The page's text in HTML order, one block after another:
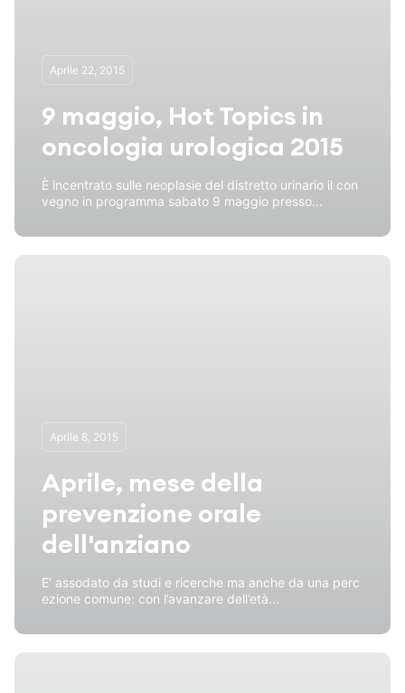
Aprile 22, 2015
9 maggio, Hot Topics in
oncologia urologica 2015
È incentrato sulle neoplasie del distretto urinario il con
vegno in programma sabato 9 maggio presso...
Aprile 8, 2015
Aprile, mese della
prevenzione orale
dell'anziano
E’ assodato da studi e ricerche ma anche da una perc
ezione comune: con l’avanzare dell’età...